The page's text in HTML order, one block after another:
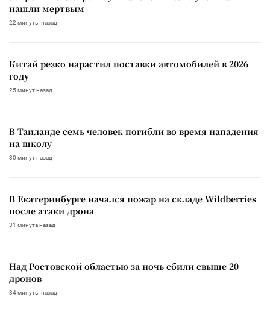
нашли мертвым
22 минуты назад
Китай резко нарастил поставки автомобилей в 2026
году
25 минут назад
В Таиланде семь человек погибли во время нападения
на школу
30 минут назад
В Екатеринбурге начался пожар на складе Wildberries
после атаки дрона
31 минута назад
Над Ростовской областью за ночь сбили свыше 20
дронов
34 минуты назад